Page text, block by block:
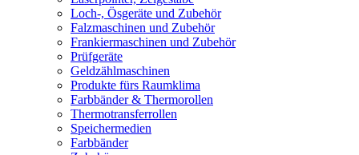
Loch-, Ösgeräte und Zubehör
Falzmaschinen und Zubehör
Frankiermaschinen und Zubehör
Prüfgeräte
Geldzählmaschinen
Produkte fürs Raumklima
Farbbänder & Thermorollen
Thermotransferrollen
Speichermedien
Farbbänder